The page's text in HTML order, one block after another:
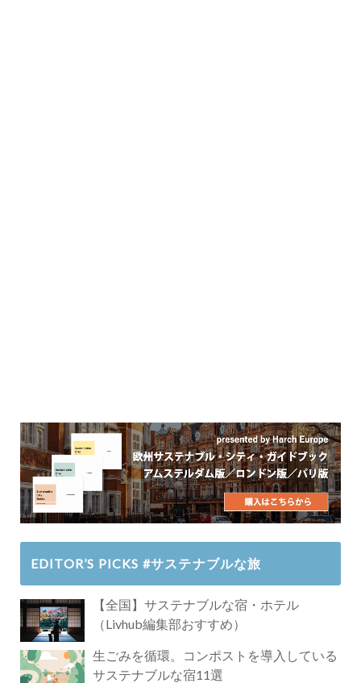
EDITOR’S PICKS #サステナブルな旅
【全国】サステナブルな宿・ホテル
（Livhub編集部おすすめ）
生ごみを循環。コンポストを導入している
サステナブルな宿11選